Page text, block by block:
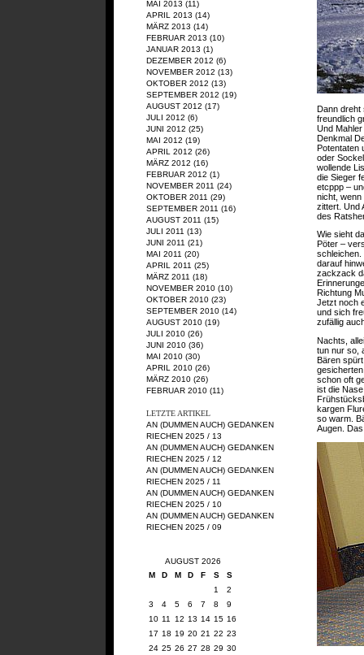
MAI 2013 (11)
APRIL 2013 (14)
MÄRZ 2013 (14)
FEBRUAR 2013 (10)
JANUAR 2013 (1)
DEZEMBER 2012 (6)
NOVEMBER 2012 (13)
OKTOBER 2012 (13)
SEPTEMBER 2012 (19)
AUGUST 2012 (17)
JULI 2012 (6)
JUNI 2012 (25)
MAI 2012 (19)
APRIL 2012 (26)
MÄRZ 2012 (16)
FEBRUAR 2012 (1)
NOVEMBER 2011 (24)
OKTOBER 2011 (29)
SEPTEMBER 2011 (16)
AUGUST 2011 (15)
JULI 2011 (13)
JUNI 2011 (21)
MAI 2011 (20)
APRIL 2011 (25)
MÄRZ 2011 (18)
NOVEMBER 2010 (10)
OKTOBER 2010 (23)
SEPTEMBER 2010 (14)
AUGUST 2010 (19)
JULI 2010 (26)
JUNI 2010 (36)
MAI 2010 (30)
APRIL 2010 (26)
MÄRZ 2010 (26)
FEBRUAR 2010 (11)
LETZTE ARTIKEL
AN (DUMMEN AUCH) GEDANKEN
RIECHEN 2025 / 13
AN (DUMMEN AUCH) GEDANKEN
RIECHEN 2025 / 12
AN (DUMMEN AUCH) GEDANKEN
RIECHEN 2025 / 11
AN (DUMMEN AUCH) GEDANKEN
RIECHEN 2025 / 10
AN (DUMMEN AUCH) GEDANKEN
RIECHEN 2025 / 09
AUGUST 2026
M
D M D F S S
1
2
3
4 5 6 7 8
9
10 11 12 13 14 15 16
17 18 19 20 21 22 23
24 25 26 27 28 29 30
Dann dreht
freundlich
Und
Denkmal
Potentaten
oder
wollende
die Sieger
etcppp –
nicht, wenn
zittert. Und
des
Wie sieht
Pöter –
schleichen.
darauf
zackzack
Richtung
Jetzt noch
und sich
zufällig
Nachts,
tun nur so,
Bären
schon oft
ist die
kargen
so warm.
Augen.